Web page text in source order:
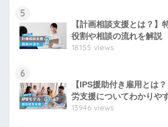
5
【計画相談支援とは？】
役割や相談の流れを解説
18155 views
6
【IPS援助付き雇用とは
労支援についてわかりや
13946 views